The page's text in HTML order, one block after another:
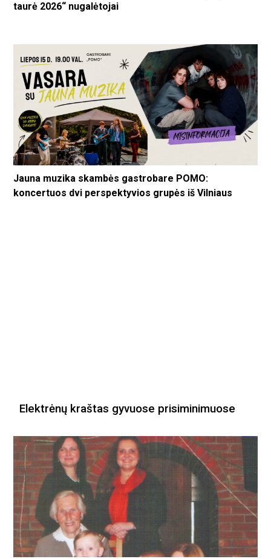
taurė 2026“ nugalėtojai
Jauna muzika skambės gastrobare POMO:
koncertuos dvi perspektyvios grupės iš Vilniaus
Elektrėnų kraštas gyvuose prisiminimuose